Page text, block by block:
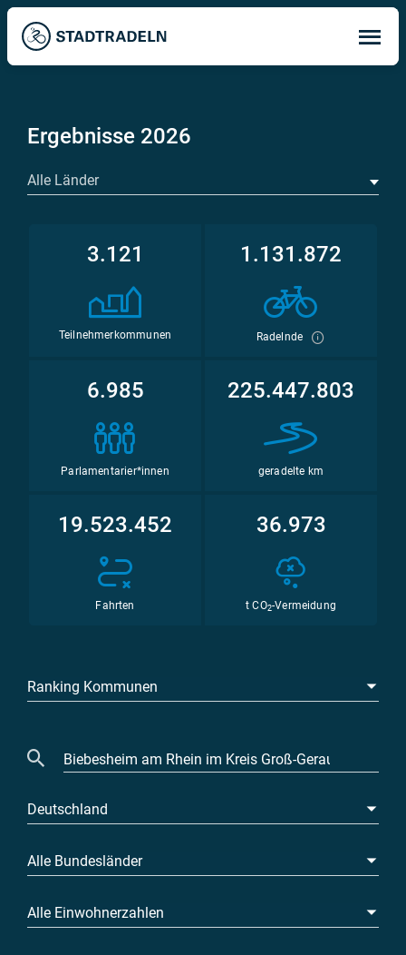
Ergebnisse 2026
Alle Länder
3.121
Teilnehmerkommunen
1.131.872
Radelnde
6.985
Parlamentarier*innen
225.447.803
geradelte km
19.523.452
Fahrten
36.973
t CO2-Vermeidung
Ranking Kommunen
Deutschland
Alle Bundesländer
Alle Einwohnerzahlen